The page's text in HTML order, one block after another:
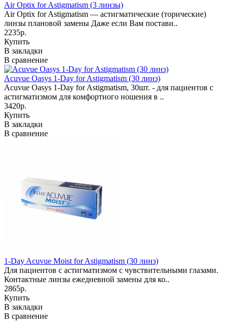
Air Optix for Astigmatism (3 линзы)
Air Optix for Astigmatism — астигматические (торические)
линзы плановой замены Даже если Вам постави..
2235р.
Купить
В закладки
В сравнение
Acuvue Oasys 1-Day for Astigmatism (30 линз)
Acuvue Oasys 1-Day for Astigmatism, 30шт. - для пациентов с
астигматизмом для комфортного ношения в ..
3420р.
Купить
В закладки
В сравнение
1-Day Acuvue Moist for Astigmatism (30 линз)
Для пациентов с астигматизмом с чувствительными глазами.
Контактные линзы ежедневной замены для ко..
2865р.
Купить
В закладки
В сравнение